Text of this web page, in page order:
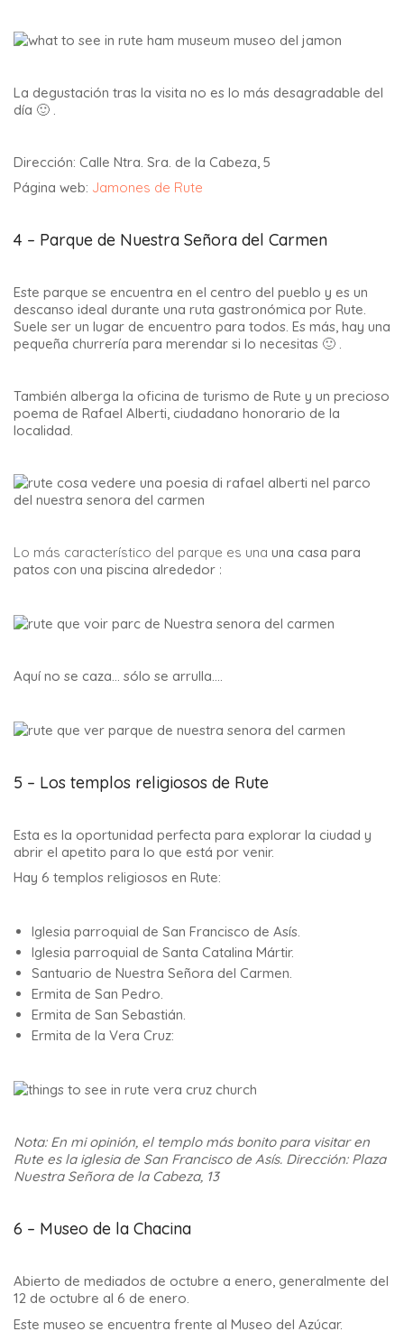
La degustación tras la visita no es lo más desagradable del
día 🙂 .
Dirección: Calle Ntra. Sra. de la Cabeza, 5
Página web: Jamones de Rute
4 – Parque de Nuestra Señora del Carmen
Este parque se encuentra en el centro del pueblo y es un
descanso ideal durante una ruta gastronómica por Rute.
Suele ser un lugar de encuentro para todos. Es más, hay una
pequeña churrería para merendar si lo necesitas 🙂 .
También alberga la oficina de turismo de Rute y un precioso
poema de Rafael Alberti, ciudadano honorario de la
localidad.
Lo más característico del parque es una una casa para
patos con una piscina alrededor :
Aquí no se caza… sólo se arrulla….
5 – Los templos religiosos de Rute
Esta es la oportunidad perfecta para explorar la ciudad y
abrir el apetito para lo que está por venir.
Hay 6 templos religiosos en Rute:
Iglesia parroquial de San Francisco de Asís.
Iglesia parroquial de Santa Catalina Mártir.
Santuario de Nuestra Señora del Carmen.
Ermita de San Pedro.
Ermita de San Sebastián.
Ermita de la Vera Cruz:
Nota: En mi opinión, el templo más bonito para visitar en
Rute es la iglesia de San Francisco de Asís. Dirección: Plaza
Nuestra Señora de la Cabeza, 13
6 – Museo de la Chacina
Abierto de mediados de octubre a enero, generalmente del
12 de octubre al 6 de enero.
Este museo se encuentra frente al Museo del Azúcar.